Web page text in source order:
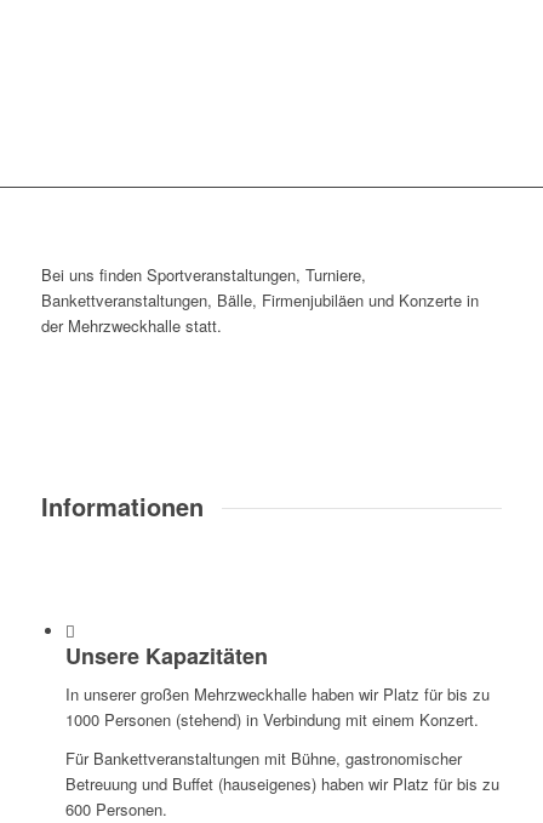
Bei uns finden Sportveranstaltungen, Turniere,
Bankettveranstaltungen, Bälle, Firmenjubiläen und Konzerte in
der Mehrzweckhalle statt.
Informationen
Unsere Kapazitäten
In unserer großen Mehrzweckhalle haben wir Platz für bis zu
1000 Personen (stehend) in Verbindung mit einem Konzert.
Für Bankettveranstaltungen mit Bühne, gastronomischer
Betreuung und Buffet (hauseigenes) haben wir Platz für bis zu
600 Personen.